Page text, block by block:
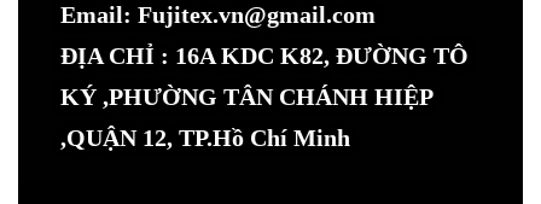
Email: Fujitex.vn@gmail.com
ĐỊA CHỈ : 16A KDC K82, ĐƯỜNG TÔ
KÝ ,PHƯỜNG TÂN CHÁNH HIỆP
,QUẬN 12, TP.Hồ Chí Minh